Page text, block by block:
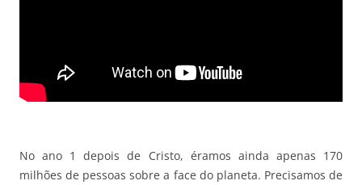
No ano 1 depois de Cristo, éramos ainda apenas 170
milhões de pessoas sobre a face do planeta. Precisamos de